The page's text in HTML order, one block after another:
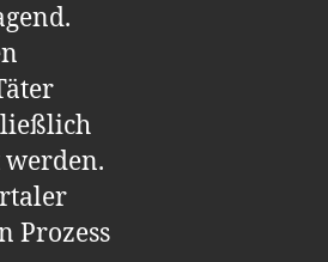
werden.
Prozess